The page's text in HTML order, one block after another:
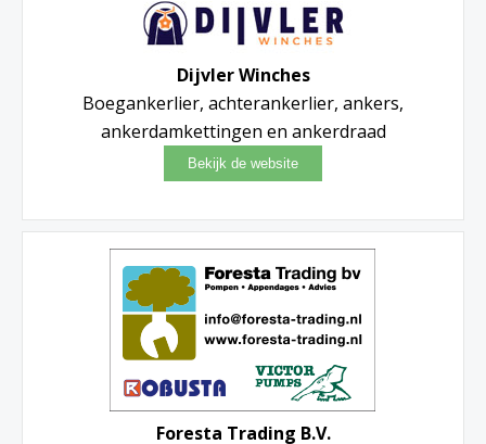
Dijvler Winches
Boegankerlier, achterankerlier, ankers,
ankerdamkettingen en ankerdraad
Foresta Trading B.V.